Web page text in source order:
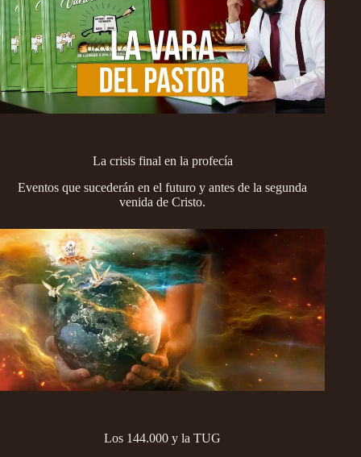
La crisis final en la profecía
Eventos que sucederán en el futuro y antes de la segunda
venida de Cristo.
Los 144.000 y la TUG